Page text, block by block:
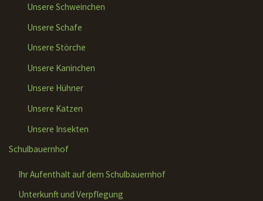
Unsere Schweinchen
Unsere Schafe
Unsere Störche
Unsere Kaninchen
Unsere Hühner
Unsere Katzen
Unsere Insekten
Schulbauernhof
Ihr Aufenthalt auf dem Schulbauernhof
Unterkunft und Verpflegung